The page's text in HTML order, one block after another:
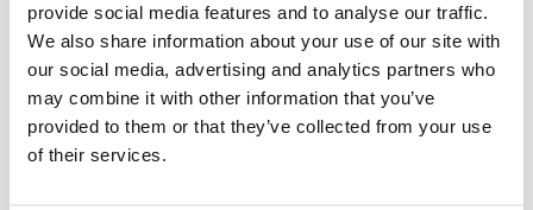
provide social media features and to analyse our traffic.
We also share information about your use of our site with
our social media, advertising and analytics partners who
may combine it with other information that you’ve
provided to them or that they’ve collected from your use
of their services.
Een geschikte zonwering in Pittem voor elke